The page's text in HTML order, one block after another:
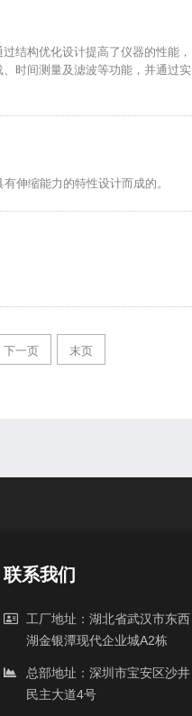
结构优化设计提高了仪器的性能，
时间测量及滤波等功能，并通过实
伸缩能力的特性设计而成的。
下一页 末页
联系我们
工厂地址：湖北省武汉市东西
湖金银潭现代企业城A2栋
总部地址：深圳市宝安区沙井
民主大道4号